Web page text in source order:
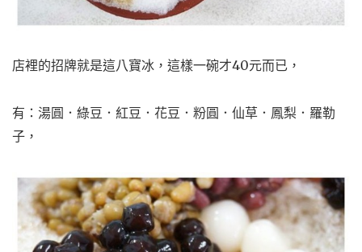
店裡的招牌就是這八寶冰，這樣一碗才40元而已，
有：湯圓．綠豆．紅豆．花豆．粉圓．仙草．鳳梨．羅勒
子，